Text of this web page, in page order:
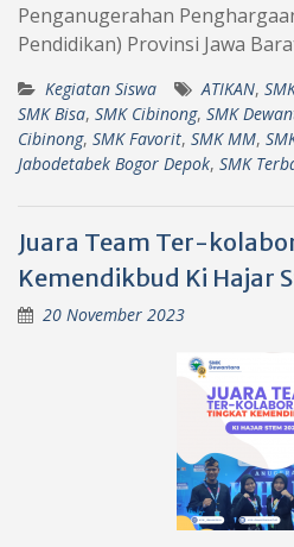
Penganugerahan
Pendidikan) Provinsi Jawa
Kegiatan Siswa ATIKAN,
SMK Bisa, SMK Cibinong, SMK
Cibinong, SMK Favorit, SMK MM,
Jabodetabek Bogor Depok, SMK
Juara Team Ter-
Kemendikbud Ki Hajar
20 November 2023